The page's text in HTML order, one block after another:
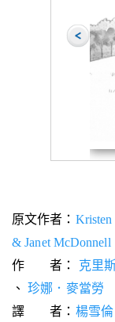
原文作者： Kristen
& Janet McDonnell
作 者： 克里
、珍娜．麥當勞
譯 者： 楊雪倫